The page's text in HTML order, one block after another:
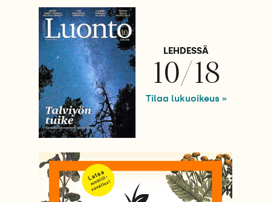
LEHDESSÄ
10/18
Tilaa lukuoikeus »